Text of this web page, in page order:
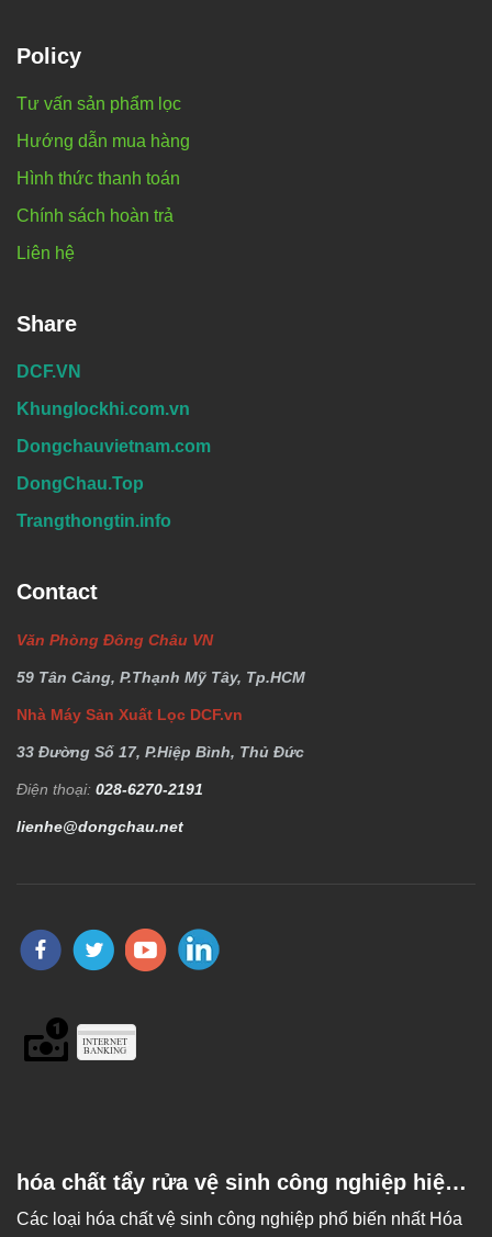
hóa chất tẩy rửa vệ sinh công nghiệp hiệu
quả
Các loại hóa chất vệ sinh công nghiệp phổ biến nhất Hóa
Policy
Tư vấn sản phẩm lọc
Hướng dẫn mua hàng
Hình thức thanh toán
Chính sách hoàn trả
Liên hệ
Share
DCF.VN
Khunglockhi.com.vn
Dongchauvietnam.com
DongChau.Top
Trangthongtin.info
Contact
Văn Phòng Đông Châu VN
59 Tân Cảng, P.Thạnh Mỹ Tây, Tp.HCM
Nhà Máy Sản Xuất Lọc DCF.vn
33 Đường Số 17, P.Hiệp Bình, Thủ Đức
Điện thoại: 028-6270-2191
lienhe@dongchau.net